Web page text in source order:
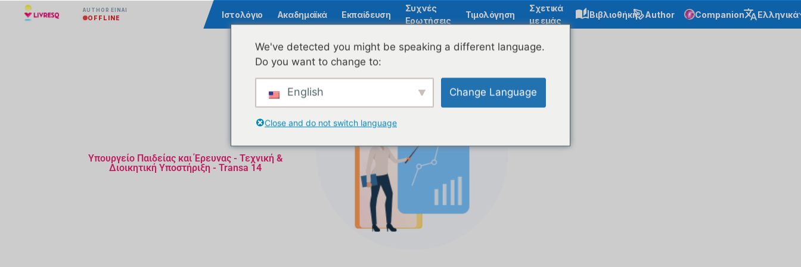
AUTHOR ΕΊΝΑΙ
OFFLINE Κοινότητα Ιστολόγιο Ακαδημαϊκά Εκπαίδευση
Συχνές
Ερωτήσεις
Τιμολόγηση
Σχετικά
με εμάς
Βιβλιοθήκη Author Companion Ελληνικά
Υπουργείο Παιδείας και Έρευνας - Τεχνική &
Διοικητική Υποστήριξη - Transa 14
We've detected you might be speaking a different language.
Do you want to change to:
English Change Language
Close and do not switch language